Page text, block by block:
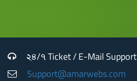
২৪/৭ Ticket / E-Mail Support
Support@amarwebs.com